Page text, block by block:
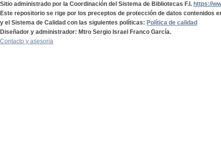
Sitio administrado por la Coordinación del Sistema de Bibliotecas F.I. https://
Este repositorio se rige por los preceptos de protección de datos contenidos
y el Sistema de Calidad con las siguientes políticas: Política de calidad
Diseñador y administrador: Mtro Sergio Israel Franco García.
Contacto y asesoría